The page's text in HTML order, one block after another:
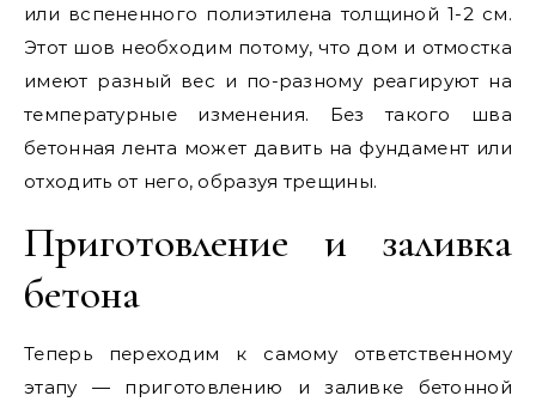
или вспененного полиэтилена толщиной 1-2 см.
Этот шов необходим потому, что дом и отмостка
имеют разный вес и по-разному реагируют на
температурные изменения. Без такого шва
бетонная лента может давить на фундамент или
отходить от него, образуя трещины.
Приготовление и заливка
бетона
Теперь переходим к самому ответственному
этапу — приготовлению и заливке бетонной